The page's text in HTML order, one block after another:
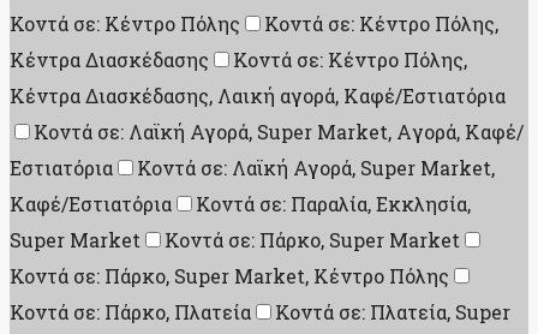
Κοντά σε: Κέντρο Πόλης
Κοντά σε: Κέντρο Πόλης,
Κέντρα Διασκέδασης
Κοντά σε: Κέντρο Πόλης,
Κέντρα Διασκέδασης, Λαική αγορά, Καφέ/Εστιατόρια
Κοντά σε: Λαϊκή Αγορά, Super Market, Aγορά, Καφέ/
Εστιατόρια
Κοντά σε: Λαϊκή Αγορά, Super Market,
Καφέ/Εστιατόρια
Κοντά σε: Παραλία, Εκκλησία,
Super Market
Κοντά σε: Πάρκο, Super Market
Κοντά σε: Πάρκο, Super Market, Κέντρο Πόλης
Κοντά σε: Πάρκο, Πλατεία
Κοντά σε: Πλατεία, Super